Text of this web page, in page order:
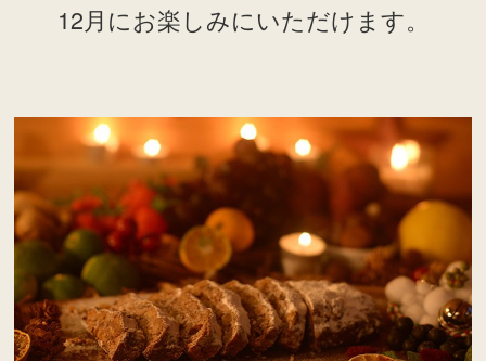
12月にお楽しみにいただけます。